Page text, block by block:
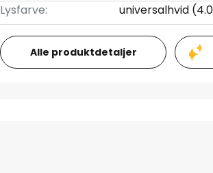
Lysfarve: universalhvid
Alle produktdetaljer